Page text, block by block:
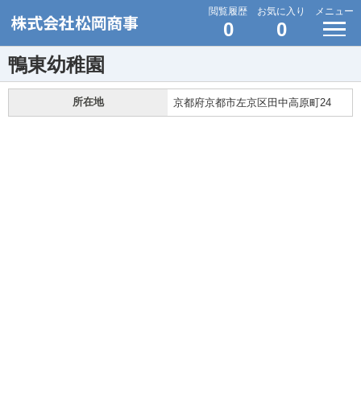
閲覧履歴
0
お気に入り
0
メニュー
鴨東幼稚園
所在地 京都府京都市左京区田中高原町24